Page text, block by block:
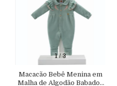
1/ 3
Macacão Bebê Menina em
Malha de Algodão Babados